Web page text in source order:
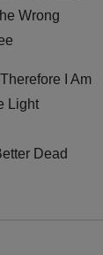
Wrong
I Am
Light
Dead